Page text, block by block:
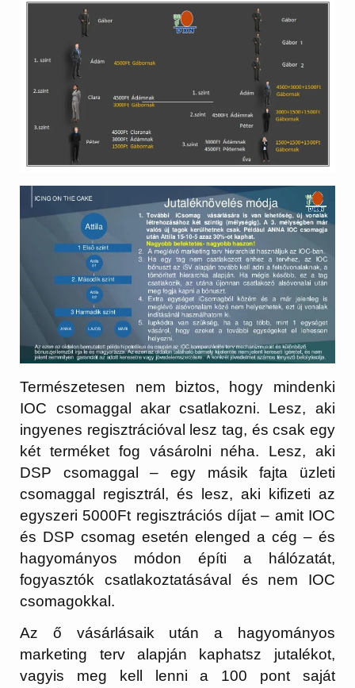
Természetesen nem biztos, hogy mindenki
IOC csomaggal akar csatlakozni. Lesz, aki
ingyenes regisztrációval lesz tag, és csak egy
két terméket fog vásárolni néha. Lesz, aki
DSP csomaggal – egy másik fajta üzleti
csomaggal regisztrál, és lesz, aki kifizeti az
egyszeri 5000Ft regisztrációs díjat – amit IOC
és DSP csomag esetén elenged a cég – és
hagyományos módon építi a hálózatát,
fogyasztók csatlakoztatásával és nem IOC
csomagokkal.
Az ő vásárlásaik után a hagyományos
marketing terv alapján kaphatsz jutalékot,
vagyis meg kell lenni a 100 pont saját